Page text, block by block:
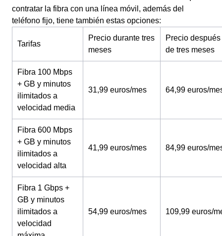
contratar la fibra con una línea móvil, además del
teléfono fijo, tiene también estas opciones:
Tarifas
Precio durante tres
meses
Precio después
de tres meses
Fibra 100 Mbps
+ GB y minutos
ilimitados a
velocidad media
31,99 euros/mes 64,99 euros/
Fibra 600 Mbps
+ GB y minutos
ilimitados a
velocidad alta
41,99 euros/mes 84,99 euros/
Fibra 1 Gbps +
GB y minutos
ilimitados a
velocidad
54,99 euros/mes 109,99 euros/